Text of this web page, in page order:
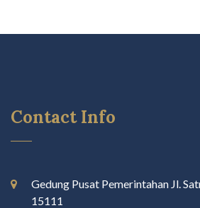
Contact Info
Gedung Pusat Pemerintahan Jl.
15111